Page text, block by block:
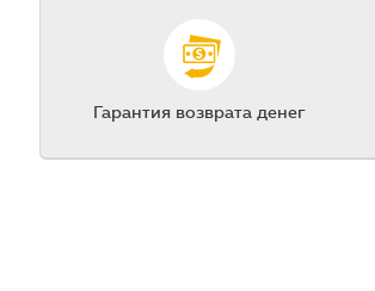
Гарантия возврата денег